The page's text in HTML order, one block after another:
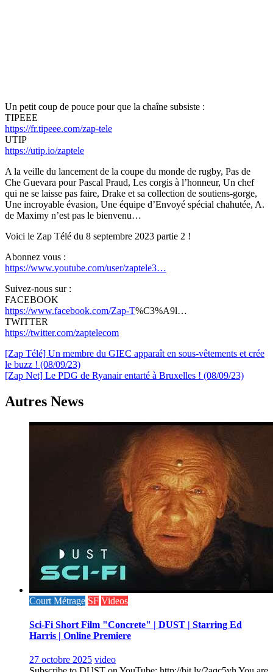
Un petit coup de pouce pour que la chaîne subsiste :
TIPEEE
https://fr.tipeee.com/zap-tele
UTIP
https://utip.io/zaptele
A la veille du lancement de la coupe du monde de rugby, Pas de
Che Guevara pour Pascal Praud, Les corgis à l’honneur, Un chef
qui ne se laisse pas faire, Drake et sa collection de soutiens-gorge,
Une incroyable évasion, Une équipe d’Envoyé spécial chahutée, A.
de Maximy n’est pas le bienvenu…
Voici le Zap Télé du 8 septembre 2023 partie 2 !
Abonnez vous :
https://www.youtube.com/user/zaptele3…
Suivez-nous sur :
FACEBOOK
https://www.facebook.com/Zap-T%C3%A9l…
TWITTER
https://twitter.com/zaptelecom
Navigation
de
[Zap Télé] Un membre du GIEC apparaît en sous-vêtements et crée
le buzz ! (08/09/23)
[Zap Net] Le PDG de Ryanair entarté à Bruxelles ! (08/09/23)
Autres News
Court Métrage SF Videos
Sci-Fi Short Film "Concrete" | DUST | Starring Ed
Harris | Online Premiere
27 octobre 2025 video